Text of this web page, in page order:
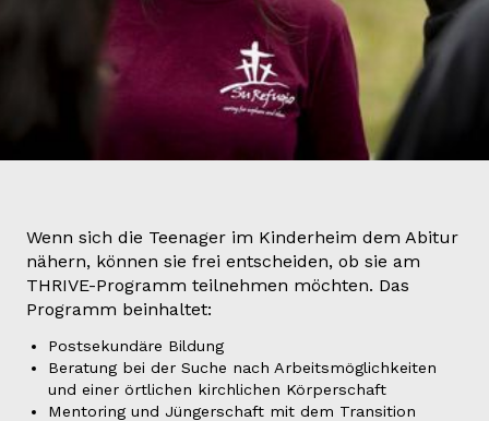
Wenn sich die Teenager im Kinderheim dem Abitur
nähern, können sie frei entscheiden, ob sie am
THRIVE-Programm teilnehmen möchten. Das
Programm beinhaltet:
Postsekundäre Bildung
Beratung bei der Suche nach Arbeitsmöglichkeiten
und einer örtlichen kirchlichen Körperschaft
Mentoring und Jüngerschaft mit dem Transition